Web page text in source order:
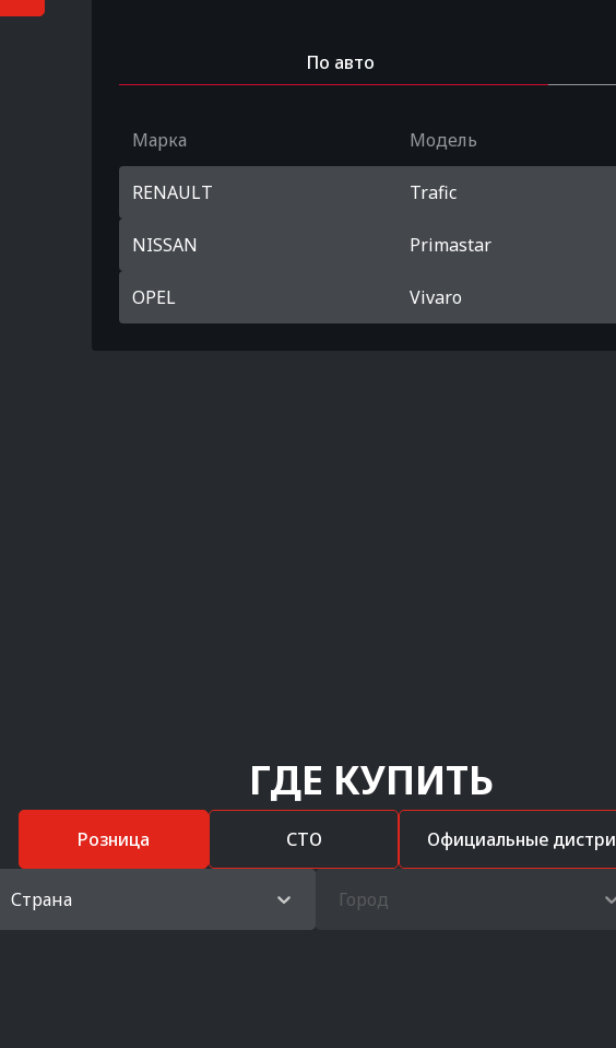
По авто
Марка Модель
RENAULT Trafic
NISSAN Primastar
OPEL Vivaro
ГДЕ КУПИТЬ
Розница СТО Официальные
Страна Город